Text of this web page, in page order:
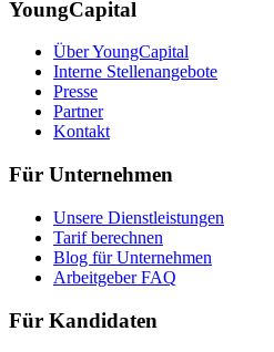
YoungCapital
Über YoungCapital
Interne Stellenangebote
Presse
Partner
Kontakt
Für Unternehmen
Unsere Dienstleistungen
Tarif berechnen
Blog für Unternehmen
Arbeitgeber FAQ
Für Kandidaten